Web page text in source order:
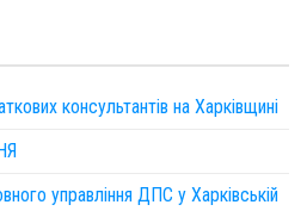
консультантів на Харківщині
управління ДПС у Харківській